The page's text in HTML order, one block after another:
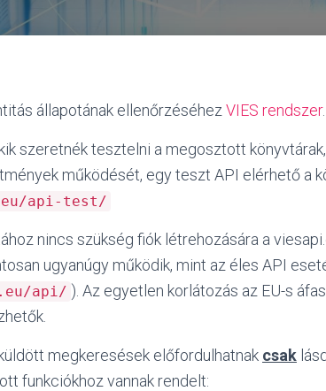
állapotának ellenőrzéséhez VIES rendszer.
szeretnék tesztelni a megosztott
működését, egy teszt API elérhető a
api-test/
nincs szükség fiók létrehozására a
ugyanúgy működik, mint az éles API
api/ ). Az egyetlen korlátozás az EU-s
megkeresések előfordulhatnak csak
funkciókhoz vannak rendelt: